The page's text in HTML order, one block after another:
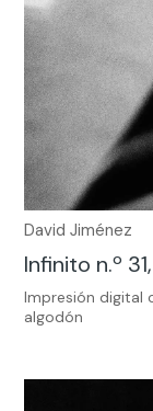
David Jiménez
Infinito n.º
Impresión digital
algodón